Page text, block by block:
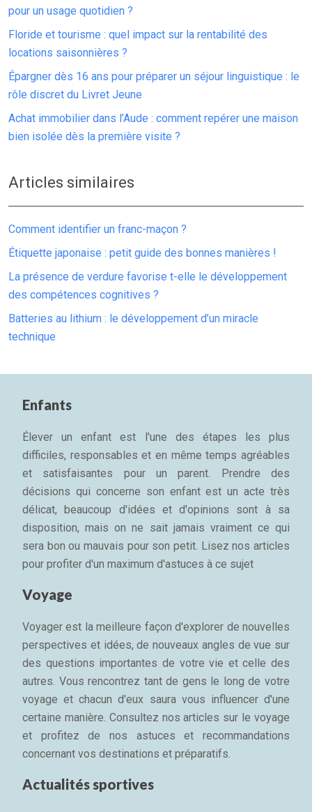
pour un usage quotidien ?
Floride et tourisme : quel impact sur la rentabilité des
locations saisonnières ?
Épargner dès 16 ans pour préparer un séjour linguistique : le
rôle discret du Livret Jeune
Achat immobilier dans l’Aude : comment repérer une maison
bien isolée dès la première visite ?
Articles similaires
Comment identifier un franc-maçon ?
Étiquette japonaise : petit guide des bonnes manières !
La présence de verdure favorise t-elle le développement
des compétences cognitives ?
Batteries au lithium : le développement d’un miracle
technique
Enfants
Élever un enfant est l'une des étapes les plus
difficiles, responsables et en même temps agréables
et satisfaisantes pour un parent. Prendre des
décisions qui concerne son enfant est un acte très
délicat, beaucoup d'idées et d'opinions sont à sa
disposition, mais on ne sait jamais vraiment ce qui
sera bon ou mauvais pour son petit. Lisez nos articles
pour profiter d'un maximum d'astuces à ce sujet
Voyage
Voyager est la meilleure façon d'explorer de nouvelles
perspectives et idées, de nouveaux angles de vue sur
des questions importantes de votre vie et celle des
autres. Vous rencontrez tant de gens le long de votre
voyage et chacun d'eux saura vous influencer d'une
certaine manière. Consultez nos articles sur le voyage
et profitez de nos astuces et recommandations
concernant vos destinations et préparatifs.
Actualités sportives